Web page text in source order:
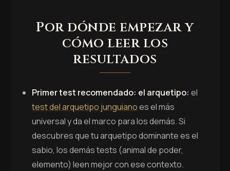
Por dónde empezar y
cómo leer los
resultados
Primer test recomendado: el arquetipo: el
test del arquetipo junguianoes el más
universal y da el marco para los demás. Si
descubres que tu arquetipo dominante es el
sabio, los demás tests (animal de poder,
elemento) leen mejor con ese contexto.